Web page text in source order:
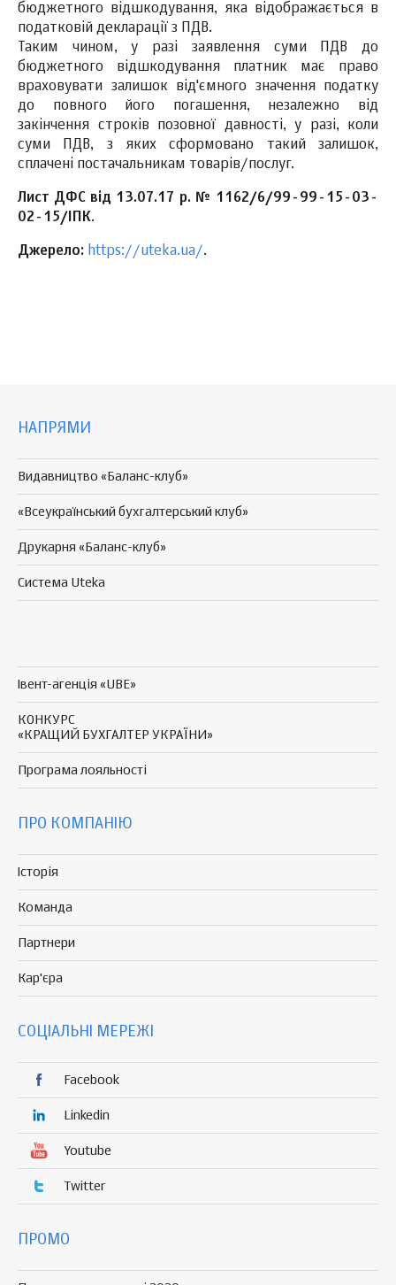
бюджетного відшкодування, яка відображається в
податковій декларації з ПДВ.
Таким чином, у разі заявлення суми ПДВ до
бюджетного відшкодування платник має право
враховувати залишок від'ємного значення податку
до повного його погашення, незалежно від
закінчення строків позовної давності, у разі, коли
суми ПДВ, з яких сформовано такий залишок,
сплачені постачальникам товарів/послуг.
Лист ДФС від 13.07.17 р. № 1162/6/99-99-15-03-
02-15/IПК.
Джерело: https://uteka.ua/.
НАПРЯМИ
Видавництво «Баланс-клуб»
«Всеукраїнський бухгалтерський клуб»
Друкарня «Баланс-клуб»
Система Uteka
Івент-агенція «UBE»
КОНКУРС
«КРАЩИЙ БУХГАЛТЕР УКРАЇНИ»
Програма лояльності
ПРО КОМПАНІЮ
Історія
Команда
Партнери
Кар'єра
СОЦІАЛЬНІ МЕРЕЖІ
Facebook
Linkedin
Youtube
Twitter
ПРОМО